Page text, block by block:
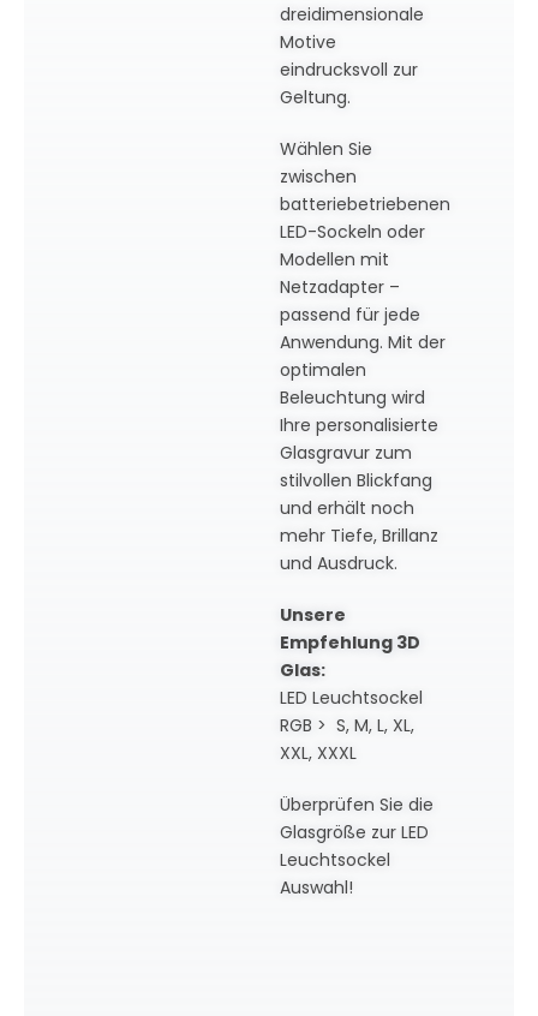
dreidimensionale
Motive
eindrucksvoll zur
Geltung.
Wählen Sie
zwischen
batteriebetriebenen
LED-Sockeln oder
Modellen mit
Netzadapter –
passend für jede
Anwendung. Mit der
optimalen
Beleuchtung wird
Ihre personalisierte
Glasgravur zum
stilvollen Blickfang
und erhält noch
mehr Tiefe, Brillanz
und Ausdruck.
Unsere
Empfehlung 3D
Glas:
LED Leuchtsockel
RGB > S, M, L, XL,
XXL, XXXL
Überprüfen Sie die
Glasgröße zur LED
Leuchtsockel
Auswahl!